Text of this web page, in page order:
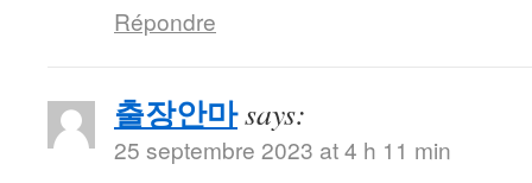
Répondre
출장안마says:
25 septembre 2023 at 4 h 11 min